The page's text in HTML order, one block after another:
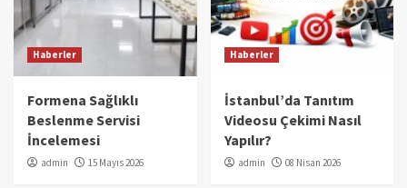
Haberler
Formena Sağlıklı
Beslenme Servisi
İncelemesi
admin 15 Mayıs 2026
Haberler
İstanbul’da Tanıtım
Videosu Çekimi Nasıl
Yapılır?
admin 08 Nisan 2026